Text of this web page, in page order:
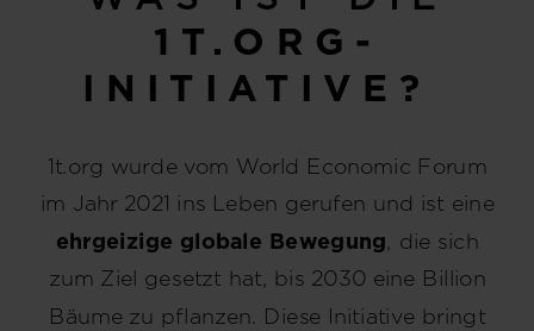
1T.ORG-
INITIATIVE?
1t.org wurde vom World Economic Forum
im Jahr 2021 ins Leben gerufen und ist eine
ehrgeizige globale Bewegung , die sich
zum Ziel gesetzt hat, bis 2030 eine Billion
Bäume zu pflanzen. Diese Initiative bringt